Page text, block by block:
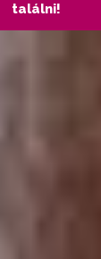
találni!